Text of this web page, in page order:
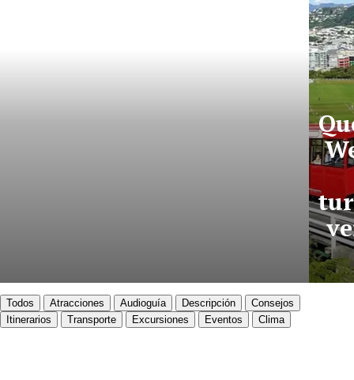
Todos Atracciones Audioguía Descripción
Consejos
Itinerarios
Transporte Excursiones Eventos Clima